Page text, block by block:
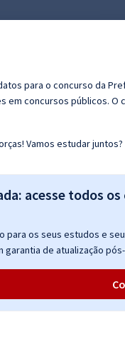
para o concurso da
em concursos públicos. O
Vamos estudar juntos?
acesse todos
para os seus estudos e
garantia de atualização